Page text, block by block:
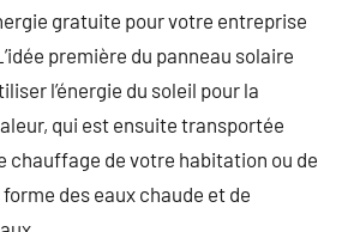
gratuite pour votre entreprise
première du panneau solaire
l’énergie du soleil pour la
qui est ensuite transportée
chauffage de votre habitation ou de
des eaux chaude et de